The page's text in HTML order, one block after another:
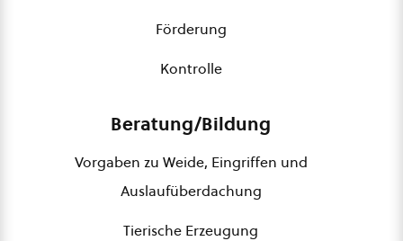
Förderung
Kontrolle
Beratung/Bildung
Vorgaben zu Weide, Eingriffen und
Auslaufüberdachung
Tierische Erzeugung